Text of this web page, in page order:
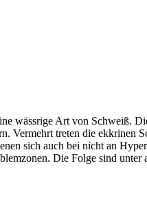
wässrige Art von Schweiß.
treten die ekkrinen
sich auch bei nicht an
Die Folge sind